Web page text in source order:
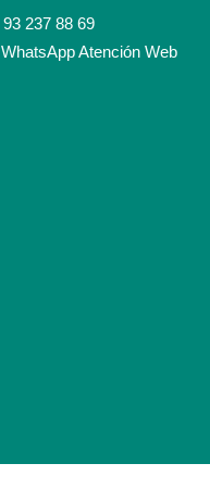
93 237 88 69
WhatsApp Atención Web